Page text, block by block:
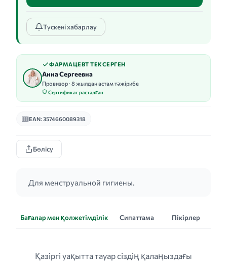
Түскені хабарлау
ФАРМАЦЕВТ ТЕКСЕРГЕН
Анна Сергеевна
Провизор · 8 жылдан астам тәжірибе
Сертификат расталған
EAN: 3574660089318
Бөлісу
Для менструальной гигиены.
Бағалар мен қолжетімділік Сипаттама Пікірлер
Қазіргі уақытта тауар сіздің қалаңыздағы